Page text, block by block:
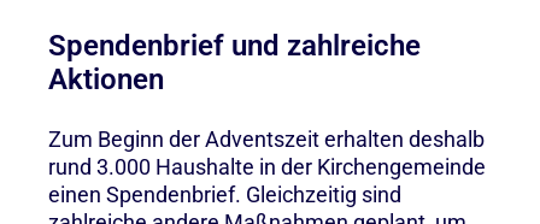
Spendenbrief und zahlreiche
Aktionen
Zum Beginn der Adventszeit erhalten deshalb
rund 3.000 Haushalte in der Kirchengemeinde
einen Spendenbrief. Gleichzeitig sind